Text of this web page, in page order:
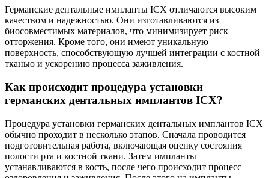
Германские дентальные импланты ICX отличаются высоким
качеством и надежностью. Они изготавливаются из
биосовместимых материалов, что минимизирует риск
отторжения. Кроме того, они имеют уникальную
поверхность, способствующую лучшей интеграции с костной
тканью и ускорению процесса заживления.
Как происходит процедура установки
германских дентальных имплантов ICX?
Процедура установки германских дентальных имплантов ICX
обычно проходит в несколько этапов. Сначала проводится
подготовительная работа, включающая оценку состояния
полости рта и костной ткани. Затем импланты
устанавливаются в кость, после чего происходит процесс